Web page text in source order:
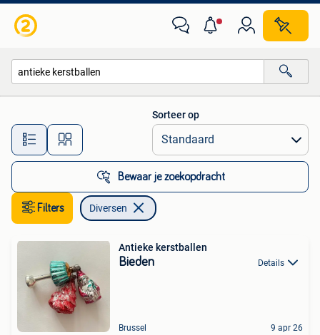
Alle afstanden…
Sorteer op
Bewaar je zoekopdracht
Filters Diversen
Antieke kerstballen
Bieden Details
Brussel 9 apr 26